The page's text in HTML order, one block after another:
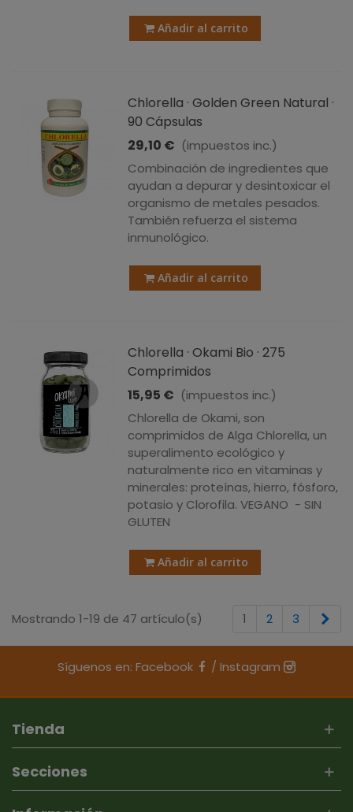
Añadir al carrito
Chlorella · Golden Green Natural ·
90 Cápsulas
29,10 € (impuestos inc.)
Combinación de ingredientes que
ayudan a depurar y desintoxicar el
organismo de metales pesados.
También refuerza el sistema
inmunológico.
Añadir al carrito
Chlorella · Okami Bio · 275
Comprimidos
15,95 € (impuestos inc.)
Chlorella de Okami, son
comprimidos de Alga Chlorella, un
superalimento ecológico y
naturalmente rico en vitaminas y
minerales: proteínas, hierro, fósforo,
potasio y Clorofila. VEGANO - SIN
GLUTEN
Añadir al carrito
Mostrando 1-19 de 47 artículo(s) 1 2 3
Síguenos en: Facebook / Instagram
Tienda
Secciones